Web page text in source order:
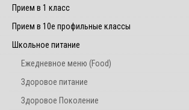
Прием в 1 класс
Прием в 10е профильные классы
Школьное питание
Ежедневное меню (Food)
Здоровое питание
Здоровое Поколение